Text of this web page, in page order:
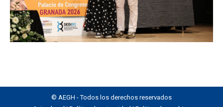
© AEGH - Todos los derechos reservados